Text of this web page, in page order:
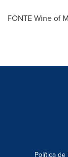
FONTE Wine of
Política